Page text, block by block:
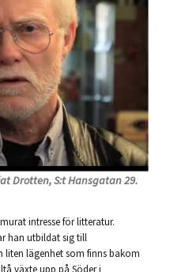
Drotten, S:t Hansgatan 29.
intresse för litteratur.
han utbildat sig till
liten lägenhet som finns bakom
växte upp på Söder i